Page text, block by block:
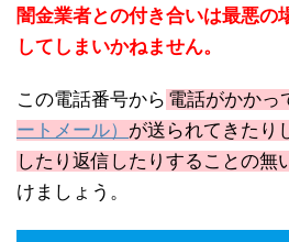
闇金業者との付き合いは最悪の
してしまいかねません。
この電話番号から 電話がかかっ
ートメール） が送られてきたり
したり返信したりすることの無
けましょう。